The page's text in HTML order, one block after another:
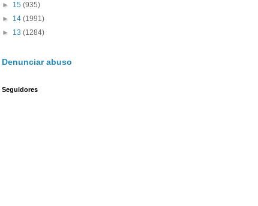
► 15 (935)
► 14 (1991)
► 13 (1284)
Denunciar abuso
Seguidores